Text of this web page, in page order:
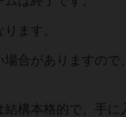
ます。
合がありますので
構本格的で、手に